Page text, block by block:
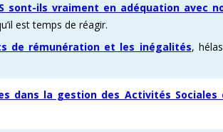
sont-ils vraiment en adéquation avec
est temps de réagir.
de rémunération et les inégalités,
dans la gestion des Activités Sociales